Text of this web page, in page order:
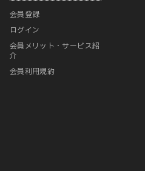
会員登録
ログイン
会員メリット・サービス紹
介
会員利用規約